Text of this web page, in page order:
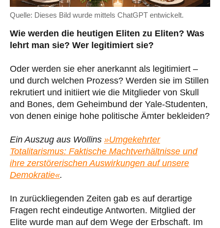
Quelle: Dieses Bild wurde mittels ChatGPT entwickelt.
Wie werden die heutigen Eliten zu Eliten? Was
lehrt man sie? Wer legitimiert sie?
Oder werden sie eher anerkannt als legitimiert –
und durch welchen Prozess? Werden sie im Stillen
rekrutiert und initiiert wie die Mitglieder von Skull
and Bones, dem Geheimbund der Yale-Studenten,
von denen einige hohe politische Ämter bekleiden?
Ein Auszug aus Wollins »Umgekehrter
Totalitarismus: Faktische Machtverhältnisse und
ihre zerstörerischen Auswirkungen auf unsere
Demokratie«.
In zurückliegenden Zeiten gab es auf derartige
Fragen recht eindeutige Antworten. Mitglied der
Elite wurde man auf dem Wege der Erbschaft. Im